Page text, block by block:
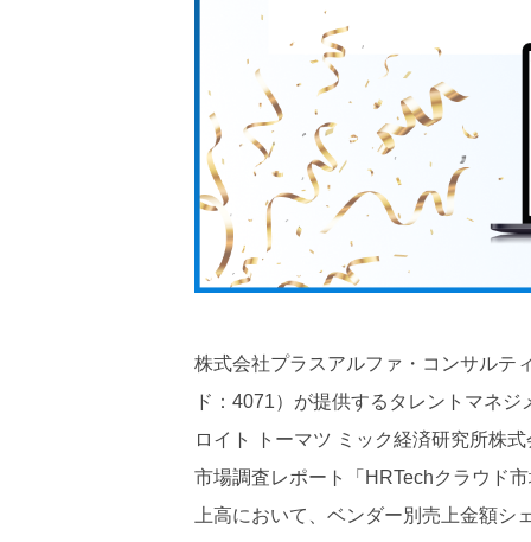
株式会社プラスアルファ・コンサルテ
ド：4071）が提供するタレントマネ
ロイト トーマツ ミック経済研究所株
市場調査レポート「HRTechクラウド
上高において、ベンダー別売上金額シ